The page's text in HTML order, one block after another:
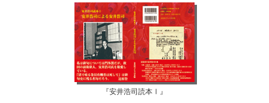
『安井浩司読本Ⅰ』